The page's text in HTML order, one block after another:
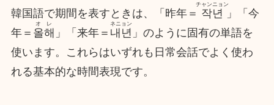
韓国語で期間を表すときは、「昨年＝ 작년
チャンニョン
」「今
年＝ 올해
オレ
」「来年＝ 내년
ネニョン
」のように固有の単語を
使います。これらはいずれも日常会話でよく使わ
れる基本的な時間表現です。